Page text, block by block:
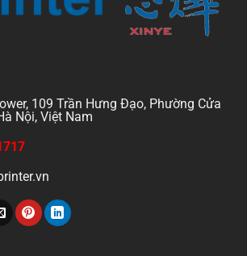
109 Trần Hưng Đạo, Phường Cửa
Nội, Việt Nam